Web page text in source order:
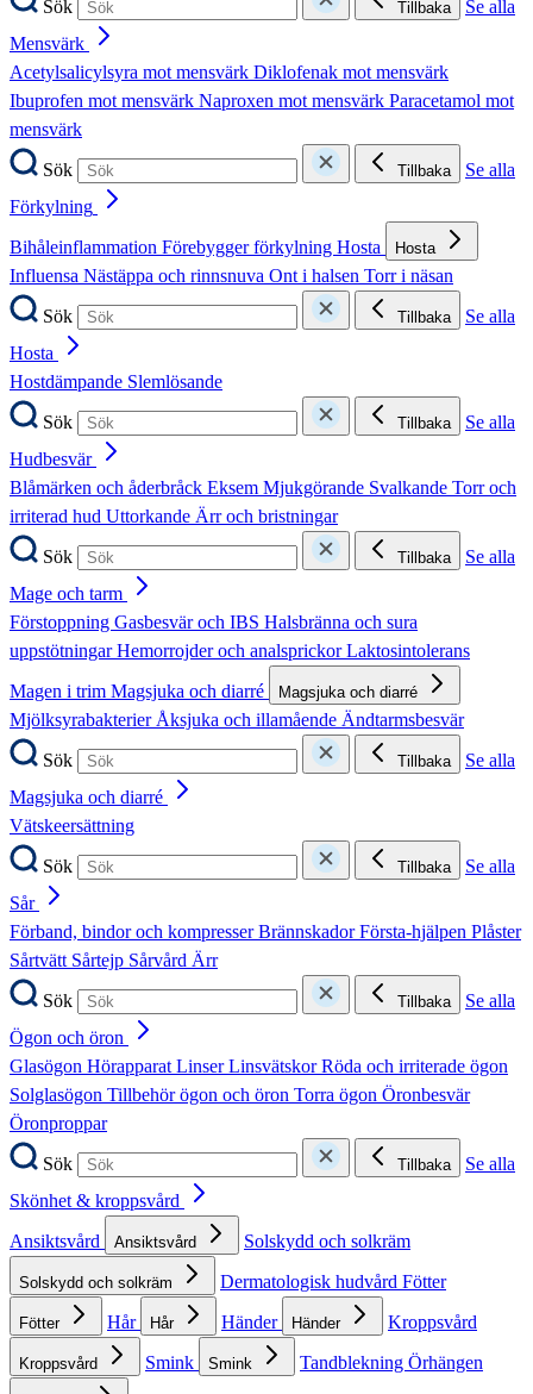
Sök
Tillbaka
Se alla
Mensvärk
Acetylsalicylsyra mot mensvärk Diklofenak mot mensvärk
Ibuprofen mot mensvärk Naproxen mot mensvärk Paracetamol mot
mensvärk
Sök
Tillbaka
Se alla
Förkylning
Bihåleinflammation Förebygger förkylning Hosta Hosta
Influensa Nästäppa och rinnsnuva Ont i halsen Torr i näsan
Sök
Tillbaka
Se alla
Hosta
Hostdämpande Slemlösande
Sök
Tillbaka
Se alla
Hudbesvär
Blåmärken och åderbråck Eksem Mjukgörande Svalkande Torr och
irriterad hud Uttorkande Ärr och bristningar
Sök
Tillbaka
Se alla
Mage och tarm
Förstoppning Gasbesvär och IBS Halsbränna och sura
uppstötningarHemorrojder och analsprickorLaktosintolerans
Magen i trim Magsjuka och diarré Magsjuka och diarré
MjölksyrabakterierÅksjuka och illamående Ändtarmsbesvär
Sök
Tillbaka
Se alla
Magsjuka och diarré
Vätskeersättning
Sök
Tillbaka
Se alla
Sår
Förband, bindor och kompresserBrännskadorFörsta-hjälpen Plåster
Sårtvätt Sårtejp Sårvård Ärr
Sök
Tillbaka
Se alla
Ögon och öron
Glasögon HörapparatLinserLinsvätskorRöda och irriterade ögon
Solglasögon Tillbehör ögon och öron Torra ögon Öronbesvär
Öronproppar
Sök
Tillbaka
Se alla
Skönhet & kroppsvård
Ansiktsvård
Ansiktsvård Solskydd och solkräm
Solskydd och solkräm Dermatologisk hudvård Fötter
Fötter Hår Hår Händer Händer Kroppsvård
Kroppsvård Smink Smink Tandblekning Örhängen